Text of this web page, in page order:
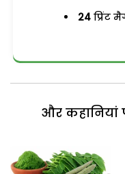
24 प्रिंट
और